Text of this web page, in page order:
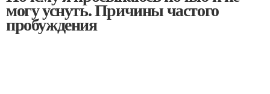
могу уснуть. Причины частого
пробуждения